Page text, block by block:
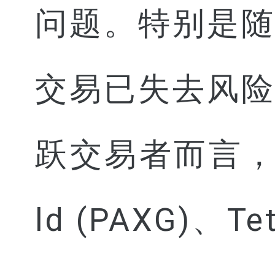
问题。特别是
交易已失去风
跃交易者而言
ld (PAXG)、